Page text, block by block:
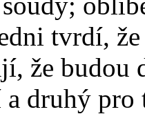
tvrdí,
že budou
druhý pro